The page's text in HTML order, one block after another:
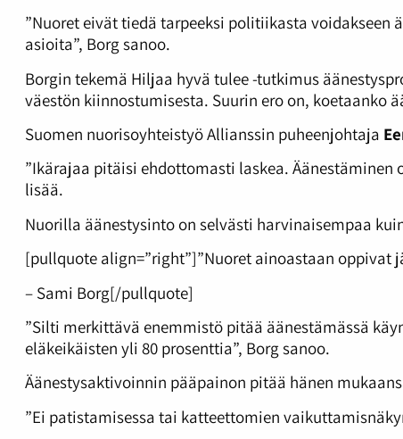
”Nuoret eivät tiedä tarpeeksi politiikasta
asioita”, Borg sanoo.
Borgin tekemä Hiljaa hyvä tulee -tutkimus
väestön kiinnostumisesta. Suurin ero on, koetaanko
Suomen nuorisoyhteistyö Allianssin puheenjohtaja
”Ikärajaa pitäisi ehdottomasti laskea.
lisää.
Nuorilla äänestysinto on selvästi harvinaisempaa
[pullquote align=”right”]”Nuoret ainoastaan
– Sami Borg[/pullquote]
”Silti merkittävä enemmistö pitää äänestämässä
eläkeikäisten yli 80 prosenttia”, Borg sanoo.
Äänestysaktivoinnin pääpainon pitää hänen
”Ei patistamisessa tai katteettomien